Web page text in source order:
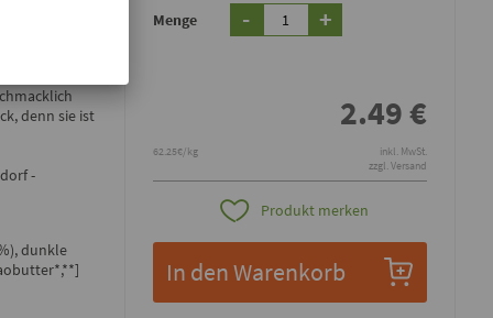
denn sie ist
-
dunkle
Menge - +
2.49€
62.25€/kg
inkl. MwSt.
zzgl. Versand
Produkt merken
In den Warenkorb